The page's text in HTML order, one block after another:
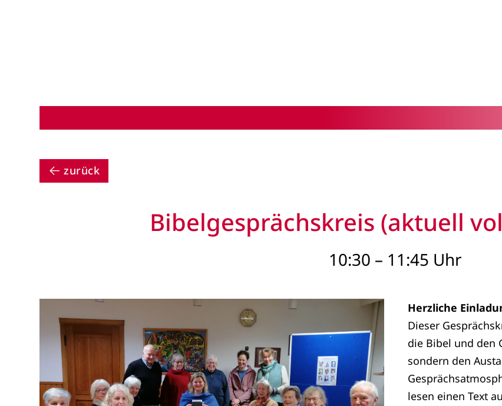
zurück
Bibelgesprächskreis (aktuell
10:30 – 11:45 Uhr
Herzliche
Dieser
die Bibel und den
sondern den
lesen einen Text